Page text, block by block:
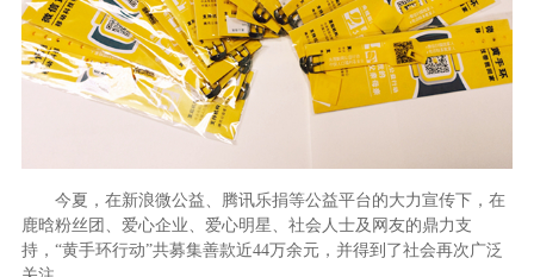
今夏，在新浪微公益、腾讯乐捐等公益平台的大力宣传下，在
鹿晗粉丝团、爱心企业、爱心明星、社会人士及网友的鼎力支
持，“黄手环行动”共募集善款近44万余元，并得到了社会再次广泛